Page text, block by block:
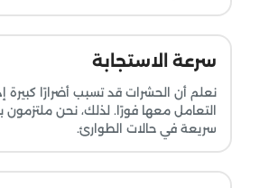
سرعة الاستجابة
نعلم أن الحشرات قد تسبب أضرارًا كبيرة
التعامل معها فورًا. لذلك، نحن
سريعة في حالات الطوارئ.